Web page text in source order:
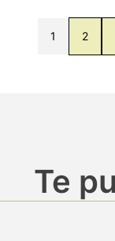
1 2
Te